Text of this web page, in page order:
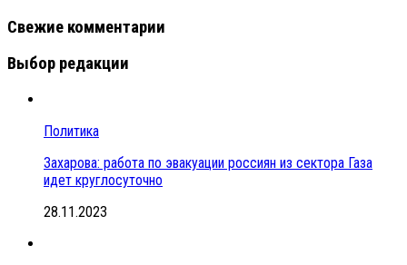
Свежие комментарии
Выбор редакции
Политика
Захарова: работа по эвакуации россиян из сектора Газа
идет круглосуточно
28.11.2023